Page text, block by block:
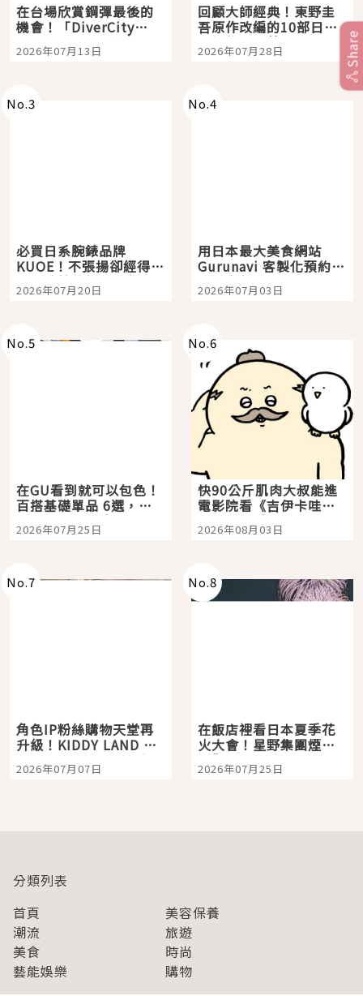
在台場欣賞鋼彈最後的
機會！「DiverCity
Tokyo Plaza」搭船、
購物、美食及夜景，一
2026年07月13日
回顧大師經典！東野圭
吾原作改編的10部日本
影視作品推薦
2026年07月28日
No.3
必買日系腕錶品牌
KUOE！不張揚卻經得起
時間洗鍊的經典之作五
選
2026年07月20日
No.4
用日本最大美食網站
Gurunavi 客製化預約九
大都市餐廳，打造專屬
美食體驗！
2026年07月03日
No.5
在GU看到就可以包色！
百搭基礎單品 6選，閉
眼全收也不心疼
2026年07月25日
No.6
快90公斤肌肉大叔能進
電影院看《吉伊卡哇》
嗎？日本重金屬樂團
「打首」會長與nagano
2026年08月03日
No.7
角色IP粉絲購物天堂再
升級！KIDDY LAND 原
宿店吉伊卡哇迎客，新
開幕 OMOKADO 店3分
2026年07月07日
No.8
在飯店裡看日本夏季花
火大會！星野集團煙火
景觀飯店6選，讓你不用
人擠人悠閒欣賞
2026年07月25日
Share
分類列表
首頁
美容保養
潮流
旅遊
美食
時尚
藝能娛樂
購物